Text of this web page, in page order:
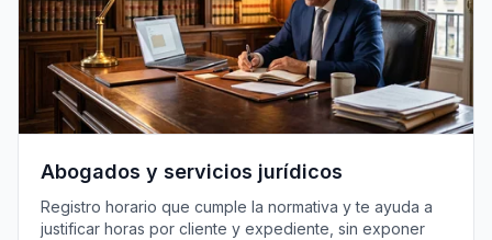
Abogados y servicios jurídicos
Registro horario que cumple la normativa y te ayuda a
justificar horas por cliente y expediente, sin exponer